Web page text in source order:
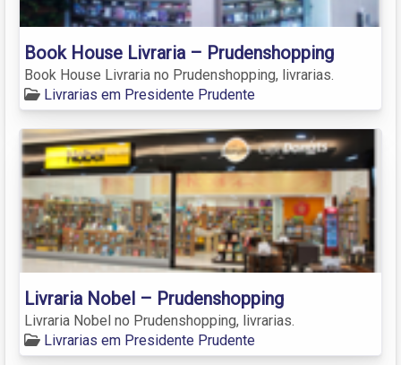
Book House Livraria – Prudenshopping
Book House Livraria no Prudenshopping, livrarias.
Livrarias em Presidente Prudente
Livraria Nobel – Prudenshopping
Livraria Nobel no Prudenshopping, livrarias.
Livrarias em Presidente Prudente